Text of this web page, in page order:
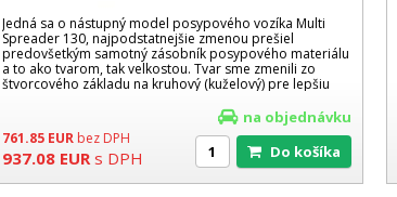
Jedná sa o nástupný model posypového vozíka Multi
Spreader 130, najpodstatnejšie zmenou prešiel
predovšetkým samotný zásobník posypového materiálu
a to ako tvarom, tak velkostou. Tvar sme zmenili zo
štvorcového základu na kruhový (kuželový) pre lepšiu
761.85 EUR bez DPH
937.08 EUR s DPH
na objednávku
Do košíka